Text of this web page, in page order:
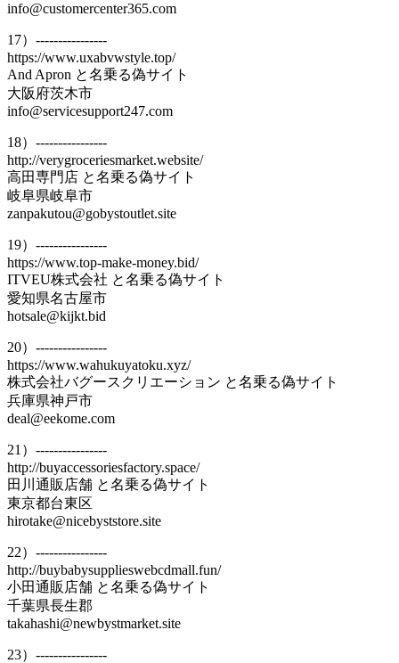
info@customercenter365.com
17）----------------
https://www.uxabvwstyle.top/
And Apron と名乗る偽サイト
大阪府茨木市
info@servicesupport247.com
18）----------------
http://verygroceriesmarket.website/
高田専門店 と名乗る偽サイト
岐阜県岐阜市
zanpakutou@gobystoutlet.site
19）----------------
https://www.top-make-money.bid/
ITVEU株式会社 と名乗る偽サイト
愛知県名古屋市
hotsale@kijkt.bid
20）----------------
https://www.wahukuyatoku.xyz/
株式会社バグースクリエーション と名乗る偽サイト
兵庫県神戸市
deal@eekome.com
21）----------------
http://buyaccessoriesfactory.space/
田川通販店舗 と名乗る偽サイト
東京都台東区
hirotake@nicebyststore.site
22）----------------
http://buybabysupplieswebcdmall.fun/
小田通販店舗 と名乗る偽サイト
千葉県長生郡
takahashi@newbystmarket.site
23）----------------